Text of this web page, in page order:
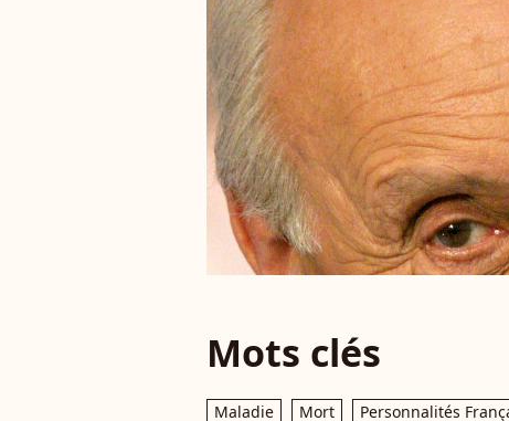
Mots clés
Maladie Mort Personnalités